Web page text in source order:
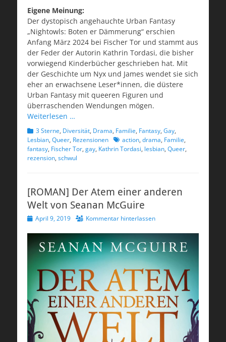
Eigene Meinung:
Der dystopisch angehauchte Urban Fantasy
„Nightowls: Boten er Dämmerung“ erschien
Anfang März 2024 bei Fischer Tor und stammt aus
der Feder der Autorin Kathrin Tordasi, die bisher
vorwiegend Kinderbücher geschrieben hat. Mit
der Geschichte um Nyx und James wendet sie sich
eher an erwachsene Leser*innen, die düstere
Urban Fantasy mit queeren Figuren und
überraschenden Wendungen mögen.
Weiterlesen …
Kategorien
3 Sterne, Diversität, Drama, Familie, Fantasy, Gay,
Lesbian, Queer, Rezensionen Schlagworte
action, drama, Familie,
fantasy, Fischer Tor, gay, Kathrin Tordasi, lesbian, Queer,
rezension, schwul
[ROMAN] Der Atem einer anderen
Welt von Seanan McGuire
Veröffentlicht
April 9, 2019 Kommentar hinterlassen